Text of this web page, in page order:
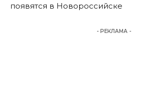
появятся в Новороссийске
- РЕКЛАМА -